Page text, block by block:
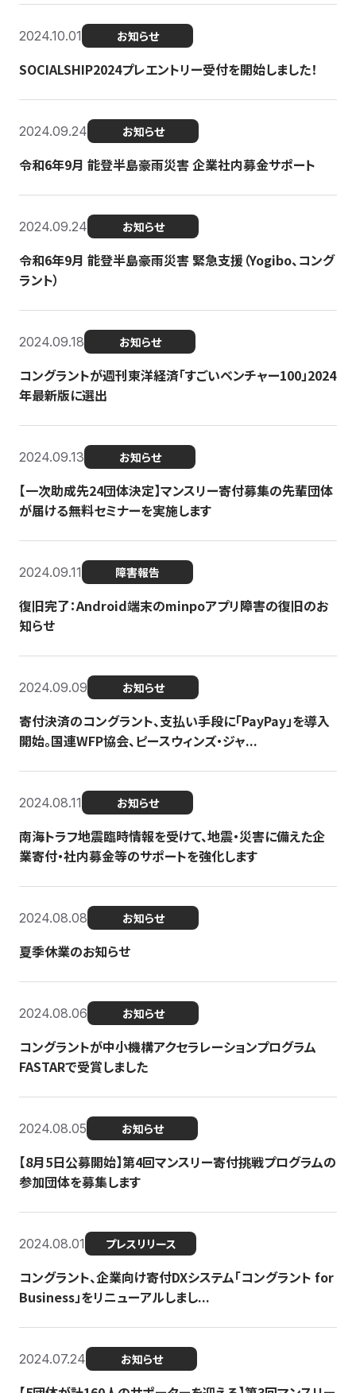
2024.10.01 お知らせ
SOCIALSHIP2024プレエントリー受付を開始しました！
2024.09.24 お知らせ
令和6年9月 能登半島豪雨災害 企業社内募金サポート
2024.09.24 お知らせ
令和6年9月 能登半島豪雨災害 緊急支援（Yogibo、コング
ラント）
2024.09.18 お知らせ
コングラントが週刊東洋経済「すごいベンチャー100」2024
年最新版に選出
2024.09.13 お知らせ
【一次助成先24団体決定】マンスリー寄付募集の先輩団体
が届ける無料セミナーを実施します
2024.09.11 障害報告
復旧完了：Android端末のminpoアプリ障害の復旧のお
知らせ
2024.09.09 お知らせ
寄付決済のコングラント、支払い手段に「PayPay」を導入
開始。国連WFP協会、ピースウィンズ・ジャ...
2024.08.11 お知らせ
南海トラフ地震臨時情報を受けて、地震・災害に備えた企
業寄付・社内募金等のサポートを強化します
2024.08.08 お知らせ
夏季休業のお知らせ
2024.08.06 お知らせ
コングラントが中小機構アクセラレーションプログラム
FASTARで受賞しました
2024.08.05 お知らせ
【8月5日公募開始】第4回マンスリー寄付挑戦プログラムの
参加団体を募集します
2024.08.01 プレスリリース
コングラント、企業向け寄付DXシステム「コングラント for
Business」をリニューアルしまし...
2024.07.24 お知らせ